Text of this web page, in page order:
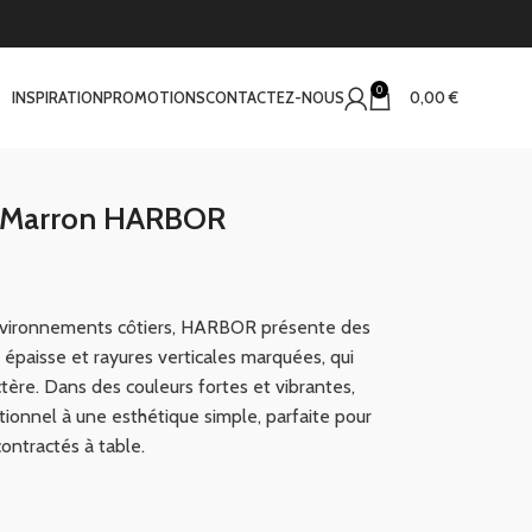
INSPIRATIONPROMOTIONSCONTACTEZ-NOUS 0 0,00€
HARBOR
côtiers, HARBOR présente des
et rayures verticales marquées, qui
Dans des couleurs fortes et vibrantes,
à une esthétique simple, parfaite pour
à table.